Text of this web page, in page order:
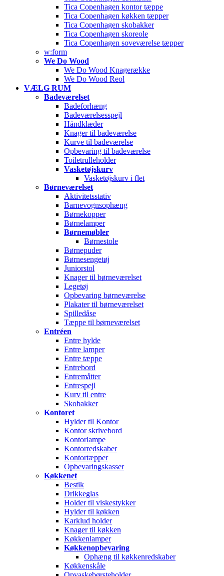
Tica Copenhagen kontor tæppe
Tica Copenhagen køkken tæpper
Tica Copenhagen skobakker
Tica Copenhagen skoreole
Tica Copenhagen soveværelse tæpper
w:form
We Do Wood
We Do Wood Knagerække
We Do Wood Reol
VÆLG RUM
Badeværelset
Badeforhæng
Badeværelsesspejl
Håndklæder
Knager til badeværelse
Kurve til badeværelse
Opbevaring til badeværelse
Toiletrulleholder
Vasketøjskurv
Vasketøjskurv i flet
Børneværelset
Aktivitetsstativ
Barnevognsophæng
Børnekopper
Børnelamper
Børnemøbler
Børnestole
Børnepuder
Børnesengetøj
Juniorstol
Knager til børneværelset
Legetøj
Opbevaring børneværelse
Plakater til børneværelset
Spilledåse
Tæppe til børneværelset
Entréen
Entre hylde
Entre lamper
Entre tæppe
Entrebord
Entremåtter
Entrespejl
Kurv til entre
Skobakker
Kontoret
Hylder til Kontor
Kontor skrivebord
Kontorlampe
Kontorredskaber
Kontortæpper
Opbevaringskasser
Køkkenet
Bestik
Drikkeglas
Holder til viskestykker
Hylder til køkken
Karklud holder
Knager til køkken
Køkkenlamper
Køkkenopbevaring
Ophæng til køkkenredskaber
Køkkenskåle